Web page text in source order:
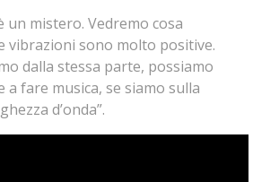
un mistero. Vedremo cosa
vibrazioni sono molto positive.
dalla stessa parte, possiamo
a fare musica, se siamo sulla
d’onda”.